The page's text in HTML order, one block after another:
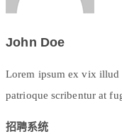
John Doe
Lorem ipsum ex vix
patrioque scribentur at
招聘系统